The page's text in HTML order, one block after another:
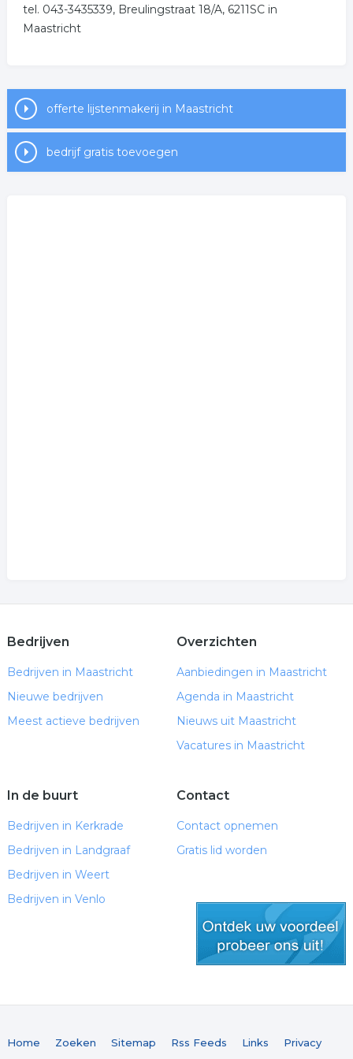
tel. 043-3435339, Breulingstraat 18/A, 6211SC in
Maastricht
offerte lijstenmakerij in Maastricht
bedrijf gratis toevoegen
Bedrijven
Bedrijven in Maastricht
Nieuwe bedrijven
Meest actieve bedrijven
Overzichten
Aanbiedingen in Maastricht
Agenda in Maastricht
Nieuws uit Maastricht
Vacatures in Maastricht
In de buurt
Bedrijven in Kerkrade
Bedrijven in Landgraaf
Bedrijven in Weert
Bedrijven in Venlo
Contact
Contact opnemen
Gratis lid worden
Home Zoeken Sitemap Rss Feeds Links Privacy